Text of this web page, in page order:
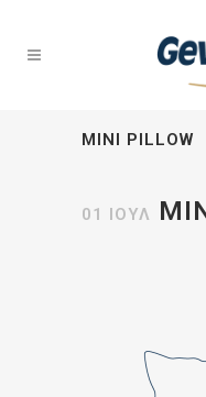
MINI PILLOW
01 ΙΟΎΛ